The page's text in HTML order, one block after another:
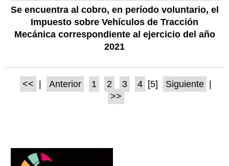
Se encuentra al cobro, en período voluntario, el
Impuesto sobre Vehículos de Tracción
Mecánica correspondiente al ejercicio del año
2021
<< Anterior 1 2 3 4 [5] Siguiente
>>